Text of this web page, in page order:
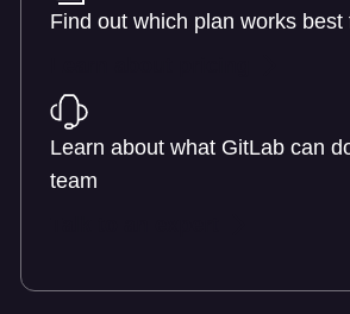
Find out which plan works best
Learn about what GitLab can
team